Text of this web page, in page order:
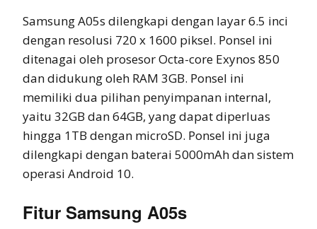
Samsung A05s dilengkapi dengan layar 6.5 inci
dengan resolusi 720 x 1600 piksel. Ponsel ini
ditenagai oleh prosesor Octa-core Exynos 850
dan didukung oleh RAM 3GB. Ponsel ini
memiliki dua pilihan penyimpanan internal,
yaitu 32GB dan 64GB, yang dapat diperluas
hingga 1TB dengan microSD. Ponsel ini juga
dilengkapi dengan baterai 5000mAh dan sistem
operasi Android 10.
Fitur Samsung A05s